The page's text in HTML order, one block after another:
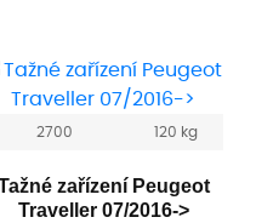
2700 120 kg
zařízení Peugeot
Traveller 07/2016->